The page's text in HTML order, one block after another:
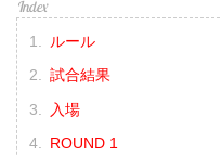
ルール
試合結果
入場
ROUND 1